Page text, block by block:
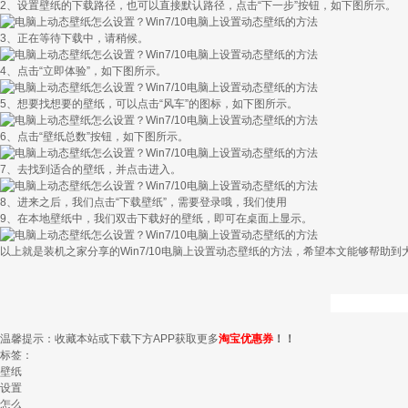
2、设置壁纸的下载路径，也可以直接默认路径，点击“下一步”按钮，如下图所示。
3、正在等待下载中，请稍候。
4、点击“立即体验”，如下图所示。
5、想要找想要的壁纸，可以点击“风车”的图标，如下图所示。
6、点击“壁纸总数”按钮，如下图所示。
7、去找到适合的壁纸，并点击进入。
8、进来之后，我们点击“下载壁纸”，需要登录哦，我们使用
9、在本地壁纸中，我们双击下载好的壁纸，即可在桌面上显示。
以上就是装机之家分享的Win7/10电脑上设置动态壁纸的方法，希望本文能够帮助到
温馨提示：收藏本站或下载下方APP获取更多淘宝优惠券 ！！
标签：
壁纸
设置
怎么